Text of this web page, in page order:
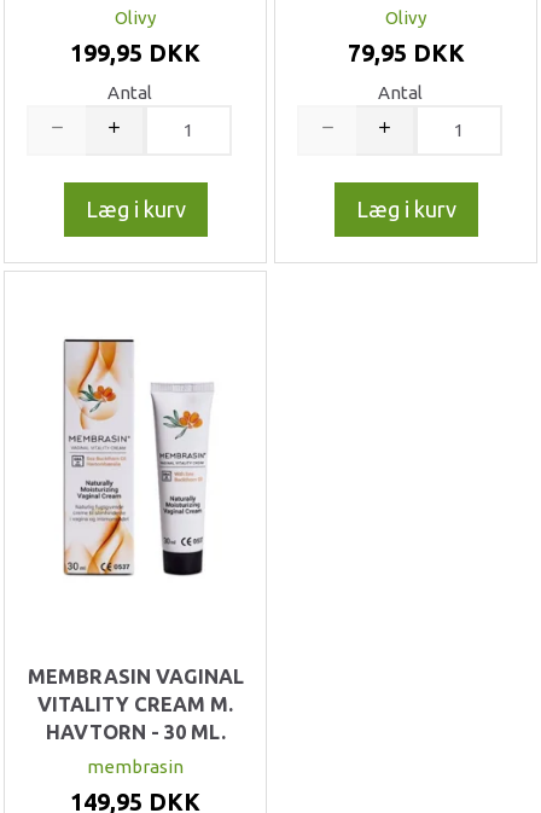
Olivy
199,95 DKK
Antal
Læg i kurv
Olivy
79,95 DKK
Antal
Læg i kurv
MEMBRASIN VAGINAL
VITALITY CREAM M.
HAVTORN - 30 ML.
membrasin
149,95 DKK